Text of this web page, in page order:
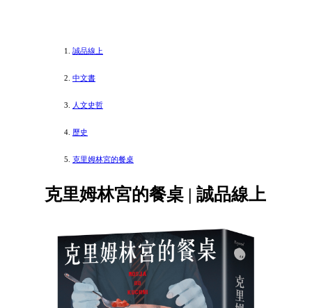
誠品線上
中文書
人文史哲
歷史
克里姆林宮的餐桌
克里姆林宮的餐桌 | 誠品線上